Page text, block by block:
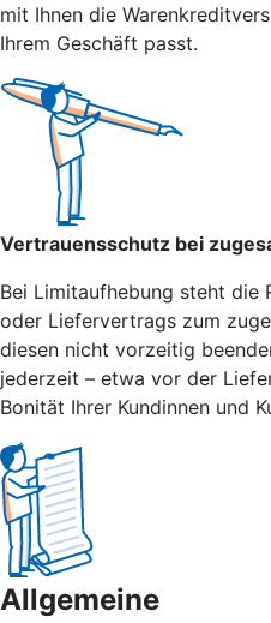
mit Ihnen die
Ihrem Geschäft passt.
Vertrauensschutz bei
Bei Limitaufhebung steht die
oder Liefervertrags zum
diesen nicht vorzeitig
jederzeit – etwa vor der
Bonität Ihrer Kundinnen und
Allgemeine